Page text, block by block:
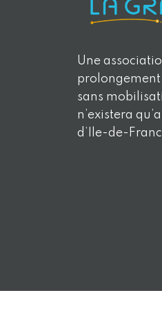
Une
prolongement
sans
n’existera
d’Ile-de-